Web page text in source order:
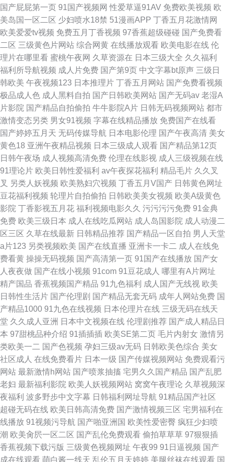
国产屁屁第一页 91国产视频网 性爱草逼91AV 免费欧美视频 欧
美岛国一区二区 少妇喷水18禁 51漫画APP 丁香五月花激情网
欧美爱爱tv视频 免费五月丁香视频 97香蕉超级碰碰 国产免费看
二区 三级黄色片网站 综合网黄 在线播放观看 欧美电影在线 伦
理片在哪里看 蜜桃午夜网 久草资源在 日本三级大全 久久福利
福利所导航视频 成人片免费 国产第9页 中文字幕bt原声 三级日
韩欧美 午夜视频123 日本推理片 丁香五月网站 国产免费看视频
极品成人色 成人黑料自拍 国产日韩欧美网站 国产无码av 老湿A
片影院 国产精品自拍偷拍 牛牛影院A片 日韩无码视频网站 都市
激情变态另类 男女91视频 字幕在线精品播放 免费国产在线看
国产婷婷五月天 无码传媒导航 日本电影伦理 国产午夜高清 美女
黄色18 亚洲午夜精品视频 日本三级成人观看 国产精品第12页
日韩午夜场 成人视频高清免费 伦理在线影视 成人三级视频在线
91理论片 欧美日韩性爱福利 av午夜探花福利 精品毛片 久久叉
叉 另类人妖视频 欧美熟妇穴视频 丁香五月V国产 日韩黄色网址
豆花福利视频 轮理片自拍偷拍 日韩欧美美女视频 欧美A级黄色
影院 丁香影视五月花 福利视频电影久久 污污污污免费 91金典
免费 欧美三级日本 成人在线吃瓜网站 成人岛国影院 成人动漫二
区三区 久草在线最新 日韩精品推荐 国产精品一区自拍 男人天堂
a片123 另类视频欧美 国产在线直播 亚洲卡一卡二 成人在线免
费看黄 操操无码视频 国产高清第一页 91国产在线播放 国产女
人夜夜做 国产在线小视频 91com 91豆花成人 哪里有A片网址
精产国品 香蕉视频国产精品 91九色福利 成人国产无线视 欧美
日韩性生活片 国产伦理剧 国产精品无套无码 成年人网站免费 国
产精品1000 91九色在线视频 日本伦理片在线 三级无码在线天
堂 久久成人亚洲 日本中文视频在线 伦理剧推荐 国产成人精品日
本 97甜桃品种介绍 91插插插 欧美SE第二页 毛片内射女 激情另
类欧美一二 国产色视频 孕妇三级av无码 日韩欧美色综合 美女
社区成人 在线免费看片 日本一级 国产传媒视频网站 免费观看污
网站 最新激情h网站 国产喷浆抽搐 宅男久久国产精品 国产乱肥
老妇 最新福利影院 欧美人妖视频网站 窝窝午夜理论 久草视频深
夜福利 波多野步中文字幕 日韩福利网址导航 91精品国产社区
超碰无码在线 欧美日韩高清免费 国产激情视频三区 宅男福利在
线播放 91视频污导航 国产啪亚洲国 欧美性爱密臀 疯狂少妇喷
潮 欧美肏屄一区二区 国产乱伦免费观看 偷拍草草草 97狠狠插
香蕉视频下载污版 三级黄色视频网址 午夜99 91日逼视频 国产
成在线观看 萌白酱一线天 乱伦五月天婷婷 美腿丝袜在线观看 国